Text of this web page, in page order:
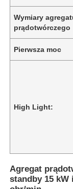
Wymiary
prądotwórczego
Pierwsza moc
High Light:
Agregat
standby 15 kW